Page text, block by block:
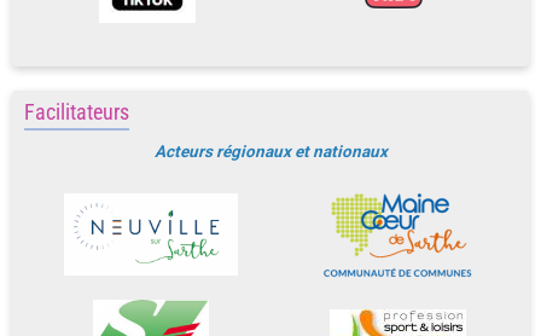
Facilitateurs
Acteurs régionaux et nationaux